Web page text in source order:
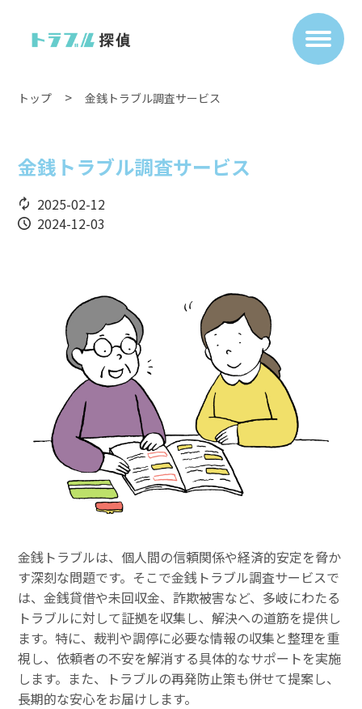
トップ 金銭トラブル調査サービス
金銭トラブル調査サービス
2025-02-12
2024-12-03
金銭トラブルは、個人間の信頼関係や経済的安定を脅か
す深刻な問題です。そこで金銭トラブル調査サービスで
は、金銭貸借や未回収金、詐欺被害など、多岐にわたる
トラブルに対して証拠を収集し、解決への道筋を提供し
ます。特に、裁判や調停に必要な情報の収集と整理を重
視し、依頼者の不安を解消する具体的なサポートを実施
します。また、トラブルの再発防止策も併せて提案し、
長期的な安心をお届けします。